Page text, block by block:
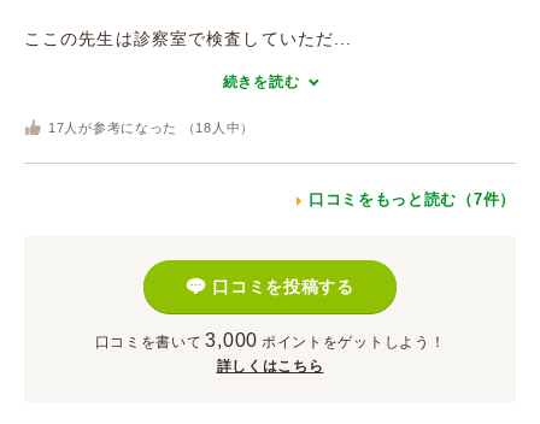
ここの先生は診察室で検査していただ...
続きを読む
17 人が参考になった （ 18 人中）
口コミをもっと読む（7件）
口コミを投稿する
口コミを書いて 3,000 ポイント をゲットしよう！
詳しくはこちら